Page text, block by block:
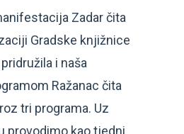
Zadar čita
Gradske knjižnice
i naša
Ražanac čita
tri programa. Uz
provodimo kao tjedni